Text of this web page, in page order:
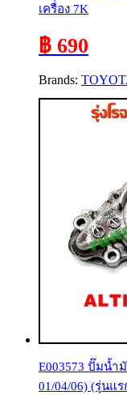
เครื่อง 7K
฿ 690
Brands:
E003573 ปั๊มน้ำ
01/04/06) (รุ่นแ